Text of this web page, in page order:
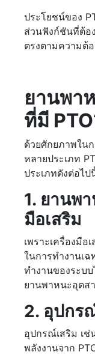
ประโยชน์ของ
ส่วนฟังก์ชันที่ต้อ
ตรงตามความต้
ยานพา
ที่มี
ด้วยศักยภาพใน
หลายประเภท
ประเภทดังต่อไป
1. ยานพ
มือเสริม
เพราะเครื่องมือ
ในการทำงานเ
ทำงานของระบ
ยานพาหนะอุตส
2. อุปกร
อุปกรณ์เสริม เช่
พลังงานจาก